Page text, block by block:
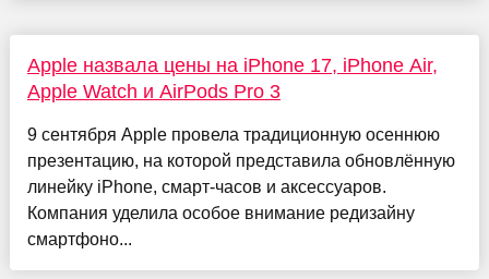
Apple назвала цены на iPhone 17, iPhone Air,
Apple Watch и AirPods Pro 3
9 сентября Apple провела традиционную осеннюю
презентацию, на которой представила обновлённую
линейку iPhone, смарт-часов и аксессуаров.
Компания уделила особое внимание редизайну
смартфоно...